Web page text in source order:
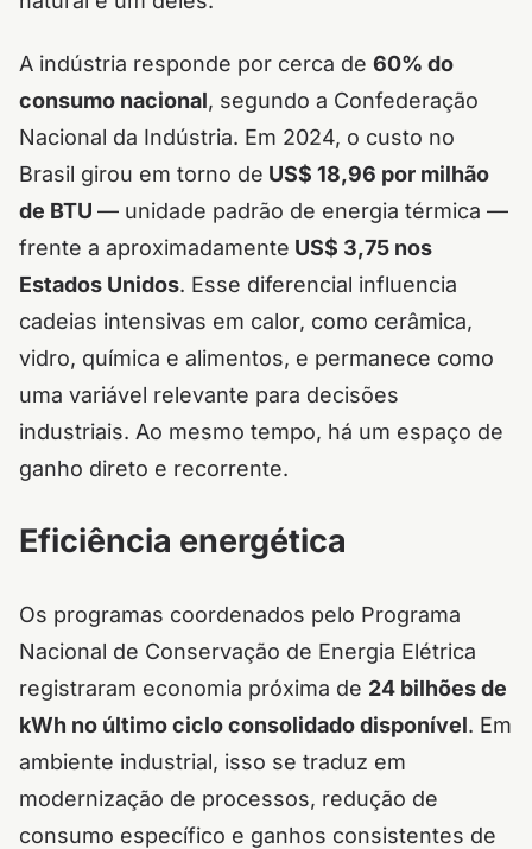
A indústria responde por cerca de 60% do
consumo nacional, segundo a Confederação
Nacional da Indústria. Em 2024, o custo no
Brasil girou em torno de US$ 18,96 por milhão
de BTU — unidade padrão de energia térmica —
frente a aproximadamente US$ 3,75 nos
Estados Unidos. Esse diferencial influencia
cadeias intensivas em calor, como cerâmica,
vidro, química e alimentos, e permanece como
uma variável relevante para decisões
industriais. Ao mesmo tempo, há um espaço de
ganho direto e recorrente.
Eficiência energética
Os programas coordenados pelo Programa
Nacional de Conservação de Energia Elétrica
registraram economia próxima de 24 bilhões de
kWh no último ciclo consolidado disponível. Em
ambiente industrial, isso se traduz em
modernização de processos, redução de
consumo específico e ganhos consistentes de